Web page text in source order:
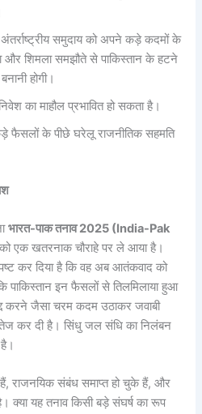
समुदाय को अपने कड़े कदमों के
और शिमला समझौते से पाकिस्तान के हटने
होगी।
का माहौल प्रभावित हो सकता है।
फैसलों के पीछे घरेलू राजनीतिक सहमति
भारत-पाक तनाव 2025 (India-Pak
को एक खतरनाक चौराहे पर ले आया है।
कर दिया है कि वह अब आतंकवाद को
पाकिस्तान इन फैसलों से तिलमिलाया हुआ
करने जैसा चरम कदम उठाकर जवाबी
तेज कर दी है। सिंधु जल संधि का निलंबन
हैं, राजनयिक संबंध समाप्त हो चुके हैं, और
क्या यह तनाव किसी बड़े संघर्ष का रूप